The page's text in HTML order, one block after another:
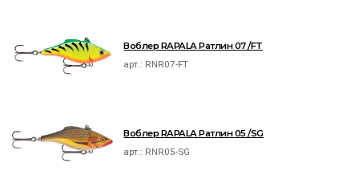
Воблер RAPALA Ратлин 07 /FT
арт.: RNR07-FT
Воблер RAPALA Ратлин 05 /SG
арт.: RNR05-SG